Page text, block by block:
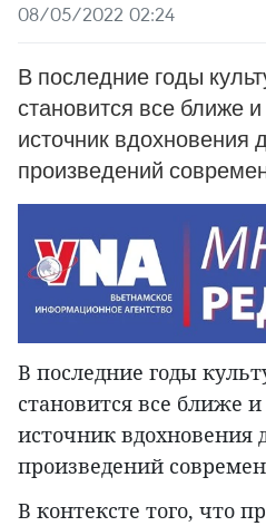
08/05/2022 02:24
В последние годы
становится все ближе
источник вдохновения
произведений
В последние годы
становится все ближе
источник вдохновения
произведений
В контексте того, что